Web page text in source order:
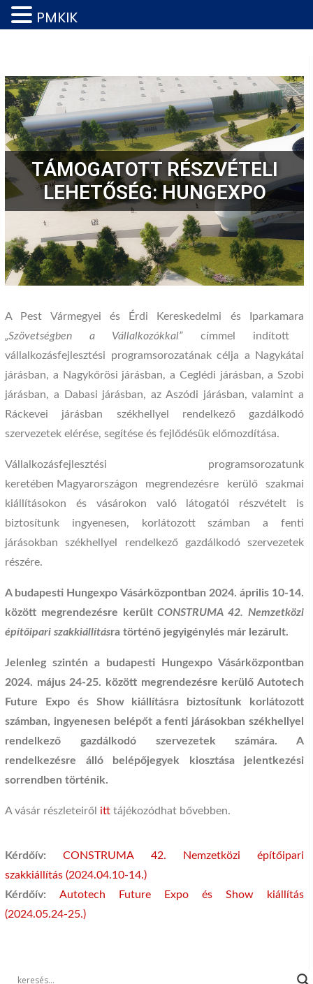
TÁMOGATOTT RÉSZVÉTELI
LEHETŐSÉG: HUNGEXPO
A Pest Vármegyei és Érdi Kereskedelmi és Iparkamara
„Szövetségben a Vállalkozókkal” címmel indított
vállalkozásfejlesztési programsorozatának célja a Nagykátai
járásban, a Nagykőrösi járásban, a Ceglédi járásban, a Szobi
járásban, a Dabasi járásban, az Aszódi járásban, valamint a
Ráckevei járásban székhellyel rendelkező gazdálkodó
szervezetek elérése, segítése és fejlődésük előmozdítása.
Vállalkozásfejlesztési programsorozatunk
keretében Magyarországon megrendezésre kerülő szakmai
kiállításokon és vásárokon való látogatói részvételt is
biztosítunk ingyenesen, korlátozott számban a fenti
járásokban székhellyel rendelkező gazdálkodó szervezetek
részére.
A budapesti Hungexpo Vásárközpontban 2024. április 10-14.
között megrendezésre kerültCONSTRUMA 42. Nemzetközi
építőipari szakkiállításra történő jegyigénylés már lezárult.
Jelenleg szintén a budapesti Hungexpo Vásárközpontban
2024. május 24-25. között megrendezésre kerülő Autotech
Future Expo és Show kiállításra biztosítunk korlátozott
számban, ingyenesen belépőt a fenti járásokban székhellyel
rendelkező gazdálkodó szervezetek számára. A
rendelkezésre álló belépőjegyek kiosztása jelentkezési
sorrendben történik.
A vásár részleteiről itt tájékozódhat bővebben.
Kérdőív:CONSTRUMA 42. Nemzetközi építőipari
szakkiállítás (2024.04.10-14.)
Kérdőív: Autotech Future Expo és Show kiállítás
(2024.05.24-25.)
PMKIK